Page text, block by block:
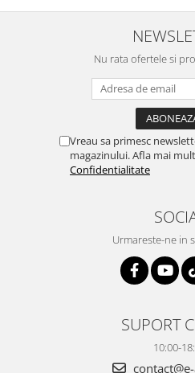
Nu rata ofertele si
Vreau sa primesc
magazinului. Afla mai
Confidentialitate
Urmareste-ne in
SUPORT
10:00-